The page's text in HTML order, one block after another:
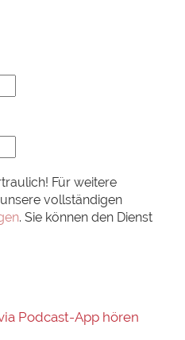
Für weitere
vollständigen
. Sie können den Dienst
Podcast-App hören